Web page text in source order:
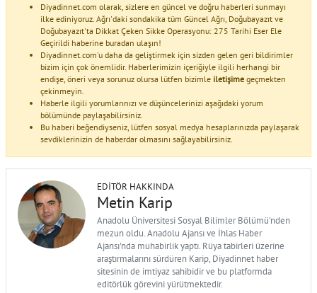
Diyadinnet.com olarak, sizlere en güncel ve doğru haberleri sunmayı
ilke ediniyoruz. Ağrı'daki sondakika tüm Güncel Ağrı, Doğubayazıt ve
Doğubayazıt'ta Dikkat Çeken Sikke Operasyonu: 275 Tarihi Eser Ele
Geçirildi haberine buradan ulaşın!
Diyadinnet.com'u daha da geliştirmek için sizden gelen geri bildirimler
bizim için çok önemlidir. Haberlerimizin içeriğiyle ilgili herhangi bir
endişe, öneri veya sorunuz olursa lütfen bizimle iletişime geçmekten
çekinmeyin.
Haberle ilgili yorumlarınızı ve düşüncelerinizi aşağıdaki yorum
bölümünde paylaşabilirsiniz.
Bu haberi beğendiyseniz, lütfen sosyal medya hesaplarınızda paylaşarak
sevdiklerinizin de haberdar olmasını sağlayabilirsiniz.
EDITÖR HAKKINDA
Metin Karip
Anadolu Üniversitesi Sosyal Bilimler Bölümü'nden
mezun oldu. Anadolu Ajansı ve İhlas Haber
Ajansı'nda muhabirlik yaptı. Rüya tabirleri üzerine
araştırmalarını sürdüren Karip, Diyadinnet haber
sitesinin de imtiyaz sahibidir ve bu platformda
editörlük görevini yürütmektedir.